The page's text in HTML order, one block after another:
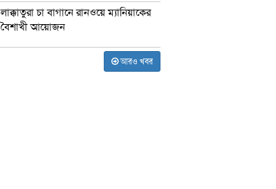
লাক্কাতুরা চা বাগানে রানওয়ে ম্যানিয়াকের
বৈশাখী আয়োজন
আরও খবর